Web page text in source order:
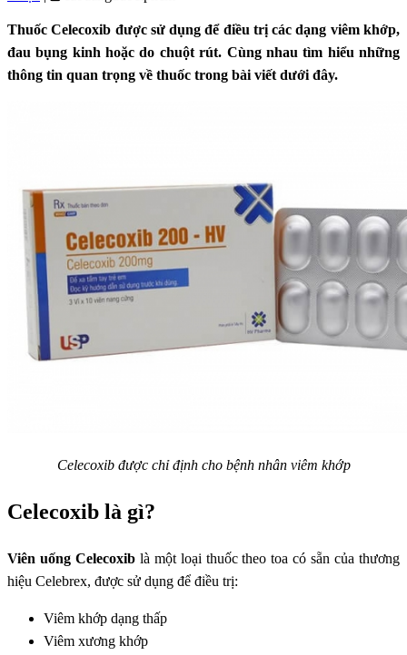
Thuốc Celecoxib được sử dụng để điều trị các dạng viêm khớp,
đau bụng kinh hoặc do chuột rút. Cùng nhau tìm hiểu những
thông tin quan trọng về thuốc trong bài viết dưới đây.
Celecoxib được chỉ định cho bệnh nhân viêm khớp
Celecoxib là gì?
Viên uống Celecoxiblà một loại thuốc theo toa có sẵn của thương
hiệu Celebrex, được sử dụng để điều trị:
Viêm khớp dạng thấp
Viêm xương khớp